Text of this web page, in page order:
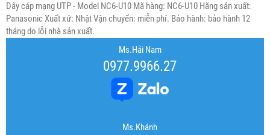
Dây cáp mạng UTP - Model NC6-U10 Mã hàng: NC6-U10 Hãng sản xuất:
Panasonic Xuất xứ: Nhật Vận chuyển: miễn phí. Bảo hành: bảo hành 12
tháng do lỗi nhà sản xuất.
Ms.Hải Nam
0977.9966.27
Ms.Khánh